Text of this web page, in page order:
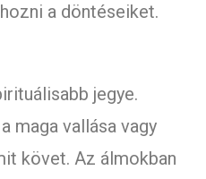
a döntéseiket.
jegye.
maga vallása vagy
követ. Az álmokban